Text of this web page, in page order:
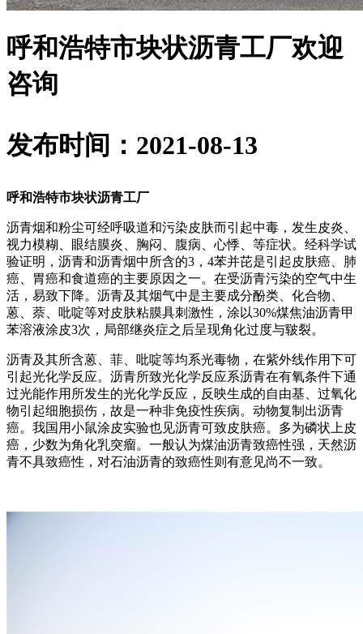
呼和浩特市块状沥青工厂欢迎
咨询
发布时间：2021-08-13
呼和浩特市块状沥青工厂
沥青烟和粉尘可经呼吸道和污染皮肤而引起中毒，发生皮炎、
视力模糊、眼结膜炎、胸闷、腹病、心悸、等症状。经科学试
验证明，沥青和沥青烟中所含的3，4苯并芘是引起皮肤癌、肺
癌、胃癌和食道癌的主要原因之一。在受沥青污染的空气中生
活，易致下降。沥青及其烟气中是主要成分酚类、化合物、
蒽、萘、吡啶等对皮肤粘膜具刺激性，涂以30%煤焦油沥青甲
苯溶液涂皮3次，局部继炎症之后呈现角化过度与皲裂。
沥青及其所含蒽、菲、吡啶等均系光毒物，在紫外线作用下可
引起光化学反应。沥青所致光化学反应系沥青在有氧条件下通
过光能作用所发生的光化学反应，反映生成的自由基、过氧化
物引起细胞损伤，故是一种非免疫性疾病。动物复制出沥青
癌。我国用小鼠涂皮实验也见沥青可致皮肤癌。多为磷状上皮
癌，少数为角化乳突瘤。一般认为煤油沥青致癌性强，天然沥
青不具致癌性，对石油沥青的致癌性则有意见尚不一致。